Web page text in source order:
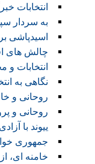
انتخابات
به سردار
اسیدپاشی
چالش های
انتخابات و
نگاهی به
روحانی و
روحانی و
ییوند با
جمهوری
خامنه ای،